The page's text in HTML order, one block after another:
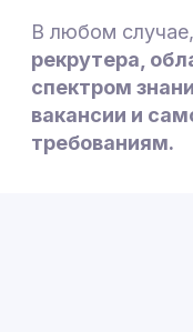
В любом случае,
рекрутера,
спектром
вакансии и
требованиям.